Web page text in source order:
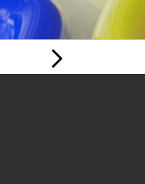
Tudalen